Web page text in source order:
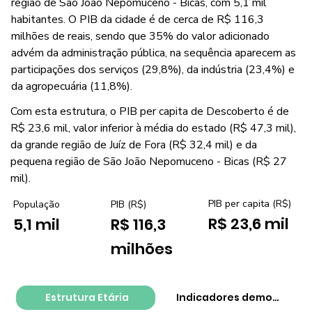
Estrutura Etária Indicadores
habitantes. O PIB da cidade é de cerca de R$ 116,3
milhões de reais, sendo que 35% do valor adicionado
advém da administração pública, na sequência aparecem as
participações dos serviços (29,8%), da indústria (23,4%) e
da agropecuária (11,8%).
Com esta estrutura, o PIB per capita de Descoberto é de
R$ 23,6 mil, valor inferior à média do estado (R$ 47,3 mil),
da grande região de Juíz de Fora (R$ 32,4 mil) e da
pequena região de São João Nepomuceno - Bicas (R$ 27
mil).
População
5,1 mil
PIB (R$)
R$ 116,3
milhões
PIB per capita (R$)
R$ 23,6 mil